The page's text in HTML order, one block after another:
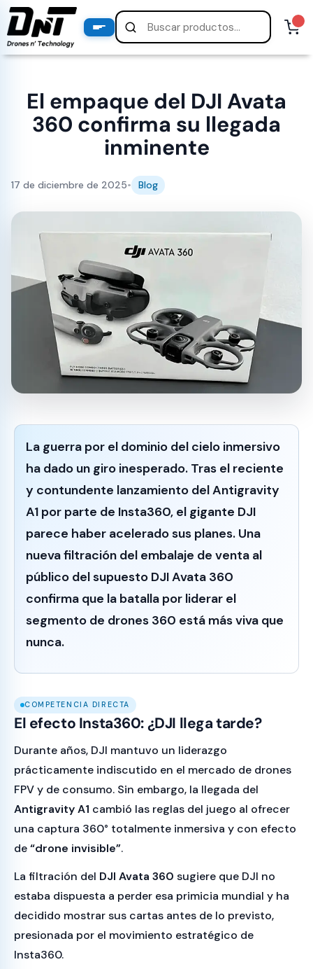
El empaque del DJI Avata
360 confirma su llegada
inminente
17 de diciembre de 2025• Blog
La guerra por el dominio del cielo inmersivo
ha dado un giro inesperado. Tras el reciente
y contundente lanzamiento delAntigravity
A1 por parte de Insta360, el gigante DJI
parece haber acelerado sus planes. Una
nueva filtración del embalaje de venta al
público del supuesto DJI Avata 360
confirma que la batalla por liderar el
segmento de drones 360 está más viva que
nunca.
COMPETENCIA DIRECTA
El efecto Insta360: ¿DJI llega tarde?
Durante años, DJI mantuvo un liderazgo
prácticamente indiscutido en el mercado de drones
FPV y de consumo. Sin embargo, la llegada del
Antigravity A1 cambió las reglas del juego al ofrecer
una captura 360° totalmente inmersiva y con efecto
de“drone invisible”.
La filtración del DJI Avata 360 sugiere que DJI no
estaba dispuesta a perder esa primicia mundial y ha
decidido mostrar sus cartas antes de lo previsto,
presionada por el movimiento estratégico de
Insta360.
PRODUCTOS
productos destacados